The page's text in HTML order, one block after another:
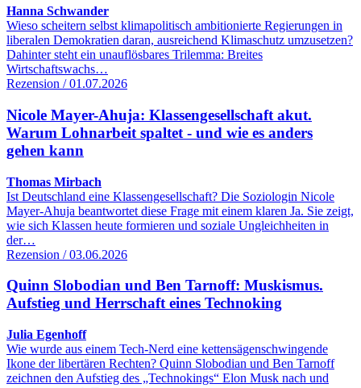
Hanna Schwander
Wieso scheitern selbst klimapolitisch ambitionierte Regierungen in
liberalen Demokratien daran, ausreichend Klimaschutz umzusetzen?
Dahinter steht ein unauflösbares Trilemma: Breites
Wirtschaftswachs…
Rezension / 01.07.2026
Nicole Mayer-Ahuja: Klassengesellschaft akut.
Warum Lohnarbeit spaltet - und wie es anders
gehen kann
Thomas Mirbach
Ist Deutschland eine Klassengesellschaft? Die Soziologin Nicole
Mayer-Ahuja beantwortet diese Frage mit einem klaren Ja. Sie zeigt,
wie sich Klassen heute formieren und soziale Ungleichheiten in
der…
Rezension / 03.06.2026
Quinn Slobodian und Ben Tarnoff: Muskismus.
Aufstieg und Herrschaft eines Technoking
Julia Egenhoff
Wie wurde aus einem Tech-Nerd eine kettensägenschwingende
Ikone der libertären Rechten? Quinn Slobodian und Ben Tarnoff
zeichnen den Aufstieg des „Technokings“ Elon Musk nach und